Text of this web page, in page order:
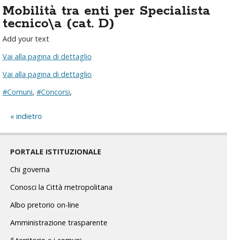
Mobilità tra enti per Specialista
tecnico\a (cat. D)
Add your text
Vai alla pagina di dettaglio
Vai alla pagina di dettaglio
#Comuni, #Concorsi,
indietro
PORTALE ISTITUZIONALE
Chi governa
Conosci la Città metropolitana
Albo pretorio on-line
Amministrazione trasparente